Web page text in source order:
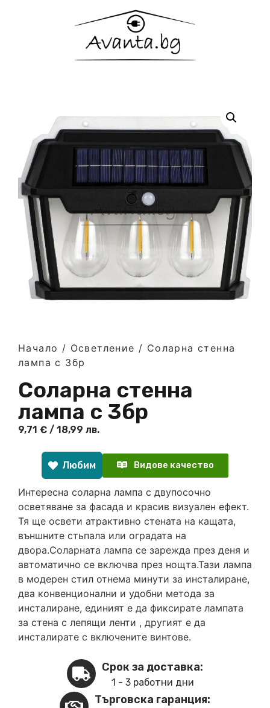
Начало / Осветление / Соларна стенна
лампа с 3бр
Соларна стенна
лампа с 3бр
9,71 € / 18,99 лв.
Любим Видове качество
Интересна соларна лампа с двупосочно
осветяване за фасада и красив визуален ефект.
Тя ще освети атрактивно стената на кащата,
външните стьпала или оградата на
двора.Соларната лампа се зарежда през деня и
автоматично се включва през нощта.Тази лампа
в модерен стил отнема минути за инсталиране,
два конвенционални и удобни метода за
инсталиране, единият е да фиксирате лампата
за стена с лепящи ленти , другият е да
инсталирате с включените винтове.
Срок за доставка:
1 - 3 работни дни
Търговска гаранция: